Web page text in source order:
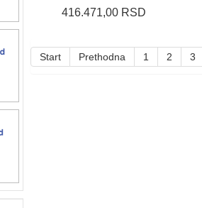
416.471,00 RSD
Start Prethodna 1 2 3